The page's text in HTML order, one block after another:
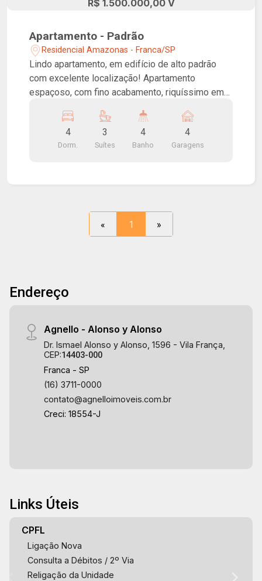
R$ 1.500.000,00 V
Apartamento - Padrão
Residencial Amazonas - Franca/SP
Lindo apartamento, em edifício de alto padrão
com excelente localização! Apartamento
espaçoso, com fino acabamento, riquíssimo em
três suítes, uma delas com banheira de
hidromassagem. Salas de estar, jantar e tv,
lavabo, cozinha, lavanderia. Varanda gourmet com
4
Dorm.
3
Suítes
4
Banho
4
Garagens
« 1 »
Endereço
Agnello - Alonso y Alonso
Dr. Ismael Alonso y Alonso, 1596 - Vila França,
CEP:14403-000
Franca - SP
(16) 3711-0000
contato@agnelloimoveis.com.br
Creci: 18554-J
Links Úteis
CPFL
Ligação Nova
Consulta a Débitos / 2º Via
Religação da Unidade